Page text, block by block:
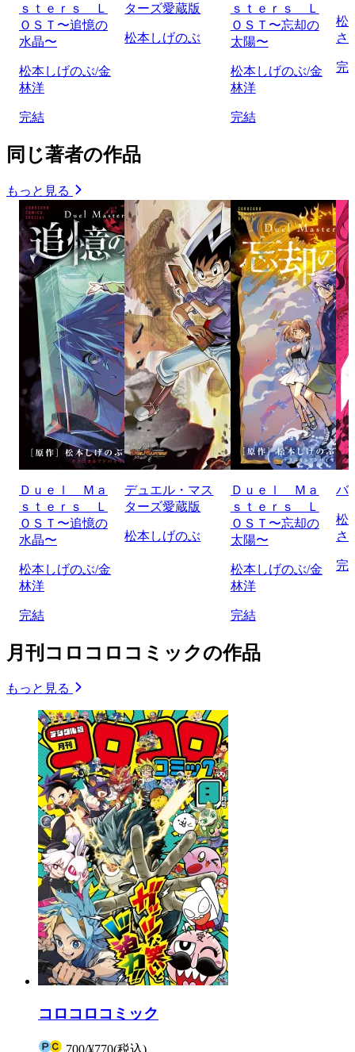
ｓｔｅｒｓ Ｌ
ＯＳＴ〜追憶の
水晶〜
松本しげのぶ/金
林洋
完結
ターズ愛蔵版
松本しげのぶ
ｓｔｅｒｓ Ｌ
ＯＳＴ〜忘却の
太陽〜
松本しげのぶ/金
林洋
完結
松
さ
完
同じ著者の作品
もっと見る
Ｄｕｅｌ Ｍａ
ｓｔｅｒｓ Ｌ
ＯＳＴ〜追憶の
水晶〜
松本しげのぶ/金
林洋
完結
デュエル・マス
ターズ愛蔵版
松本しげのぶ
Ｄｕｅｌ Ｍａ
ｓｔｅｒｓ Ｌ
ＯＳＴ〜忘却の
太陽〜
松本しげのぶ/金
林洋
完結
バ
松
さ
完
月刊コロコロコミックの作品
もっと見る
コロコロコミック
700/¥770(税込)